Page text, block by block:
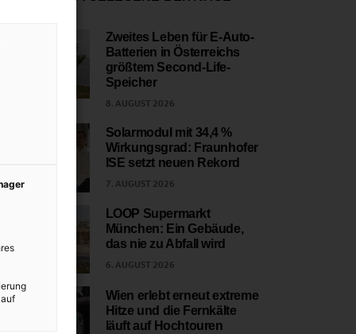
Zweites Leben für E-Auto-
Batterien in Österreichs
größtem Second-Life-
Speicher
8. AUGUST 2026
Solarmodul mit 34,4 %
Wirkungsgrad: Fraunhofer
ISE setzt neuen Rekord
7. AUGUST 2026
LOOP Supermarkt
München: Ein Gebäude,
das nie zu Abfall wird
6. AUGUST 2026
Wien erlebt erneut extreme
Hitze und die Fernkälte
läuft auf Hochtouren